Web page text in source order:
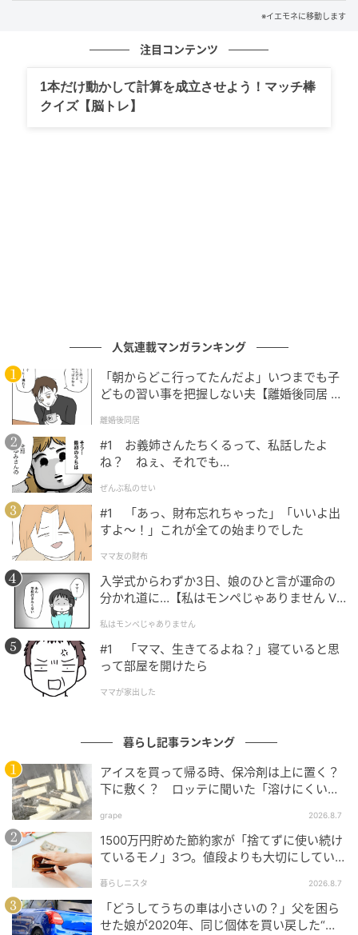
（※1）国内家庭用冷凍冷蔵庫において（日本電機工業
会基準による。2025年8月21日現在。2025年10月中旬
（※2）本体幅60cm、高さ169.5cm
きんぴらごぼう）、加熱前の下ごしらえした食品（ハ
外は密閉容器●試験結果：10日保存後の生菌数が10⁷
未満●試験番号：鶏もも肉（成績書No. 19021723-
002）、牛ミンチ肉（成績書No. 19021669- 002）、
鶏ミンチ肉（成績書No. 19021326- 004）、加熱後の
作り置き食品（成績書No.19021517-002）、加熱前の
下ごしらえした食品（成績書No.20020516-002）●対
象食品：イワシ一尾、包装状態 市販トレイ（ラップ）
●試験結果：7日保存後のイワシのK値（初期値
11.3％）チルド設定33. 7％、パーシャル設定17. 7％
で、約16％抑制。●K値とは主に魚の鮮度を表す指標
です。値が低いほど鮮度が良く、一般に20％以下では
お刺身などの生食が可能とされます。●運転状況や食
品の種類・状態や量によって、効果が異なります。●
賞味期限・消費期限を延ばす効果はありません。
冷蔵庫 NR-C33JS2
オンラインストア価格：168,300円（税込）
業界最小サイズ「コンパクトベーカリー」
※イエモネに移動します
注目コンテンツ
1本だけ動かして計算を成立させよう！マッチ棒
クイズ【脳トレ】
人気連載マンガランキング
「朝からどこ行ってたんだよ」いつまでも子
どもの習い事を把握しない夫【離婚後同居 Vo
離婚後同居
#1 お義姉さんたちくるって、私話したよ
ね？ ねぇ、それでも…
ぜんぶ私のせい
#1 「あっ、財布忘れちゃった」「いいよ出
すよ〜！」これが全ての始まりでした
ママ友の財布
入学式からわずか3日、娘のひと言が運命の
分かれ道に…【私はモンペじゃありません Vo
私はモンペじゃありません
#1 「ママ、生きてるよね？」寝ていると思
って部屋を開けたら
ママが家出した
暮らし記事ランキング
アイスを買って帰る時、保冷剤は上に置く？
下に敷く？ ロッテに聞いた「溶けにくい持
grape 2026.8.7
1500万円貯めた節約家が「捨てずに使い続け
ているモノ」3つ。値段よりも大切にしてい
暮らしニスタ 2026.8.7
「どうしてうちの車は小さいの？」父を困ら
せた娘が2020年、同じ個体を買い戻した“意